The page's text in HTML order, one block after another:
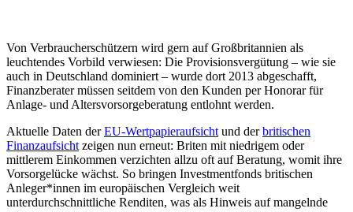
Von Verbraucherschützern wird gern auf Großbritannien als
leuchtendes Vorbild verwiesen: Die Provisionsvergütung – wie sie
auch in Deutschland dominiert – wurde dort 2013 abgeschafft,
Finanzberater müssen seitdem von den Kunden per Honorar für
Anlage- und Altersvorsorgeberatung entlohnt werden.
Aktuelle Daten derEU-Wertpapieraufsicht und derbritischen
Finanzaufsicht zeigen nun erneut: Briten mit niedrigem oder
mittlerem Einkommen verzichten allzu oft auf Beratung, womit ihre
Vorsorgelücke wächst. So bringen Investmentfonds britischen
Anleger*innen im europäischen Vergleich weit
unterdurchschnittliche Renditen, was als Hinweis auf mangelnde